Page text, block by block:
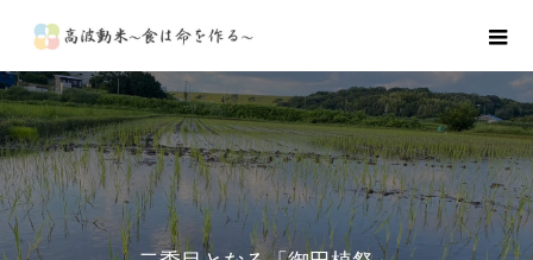
二季目と な る 「御田植 祭 」